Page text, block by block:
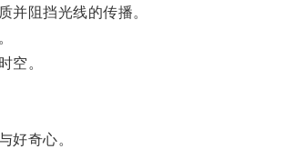
阻挡光线的传播。
空。
奇心。